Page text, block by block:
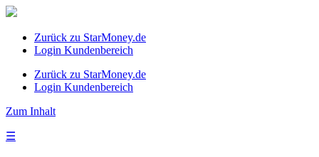
Zurück zu StarMoney.de
Login Kundenbereich
Zurück zu StarMoney.de
Login Kundenbereich
Zum Inhalt
☰